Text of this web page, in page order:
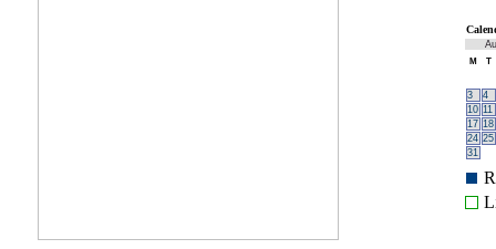
M T
3
4
10 11
17 18
24 25
31